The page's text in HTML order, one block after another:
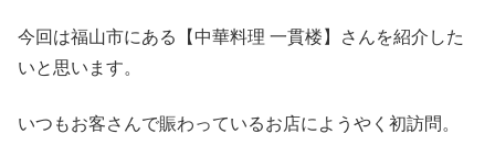
今回は福山市にある【中華料理 一貫楼】さんを紹介した
いと思います。
いつもお客さんで賑わっているお店にようやく初訪問。